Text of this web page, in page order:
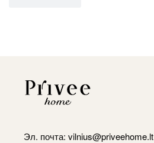
Эл. почта: vilnius@priveehome.lt